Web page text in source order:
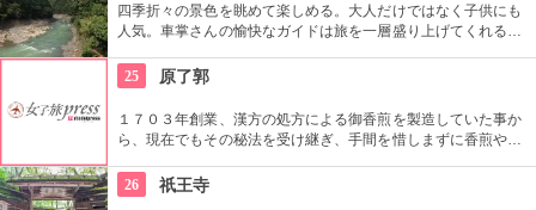
四季折々の景色を眺めて楽しめる。大人だけではなく子供にも
人気。車掌さんの愉快なガイドは旅を一層盛り上げてくれる。
25
原了郭
１７０３年創業、漢方の処方による御香煎を製造していた事か
ら、現在でもその秘法を受け継ぎ、手間を惜しまずに香煎や人
等にも愛され、明治・大正期には「宮内省御用品」の名誉を受
けた事も。自宅用にはもちろん、贈答用にも喜ばれています。
26 祇王寺